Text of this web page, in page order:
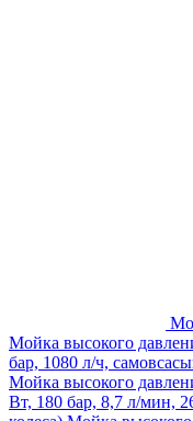
Мойка высокого
бар, 1080 л/ч,
Мойка высокого
Вт, 180 бар, 8,7 л/мин,